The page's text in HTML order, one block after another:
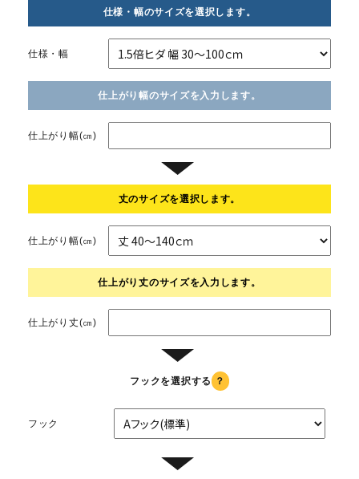
仕様・幅のサイズを選択します。
仕様・幅
仕上がり幅のサイズを入力します。
仕上がり幅(㎝)
▼
丈のサイズを選択します。
仕上がり幅(㎝)
仕上がり丈のサイズを入力します。
仕上がり丈(㎝)
▼
フックを選択する ？
フック
▼